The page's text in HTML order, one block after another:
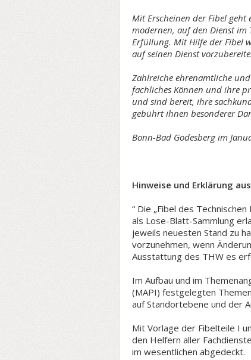
Mit Erscheinen der Fibel
modernen, auf den Dienst im
Erfüllung. Mit Hilfe der Fibel
auf seinen Dienst
Zahlreiche ehrenamtliche
fachliches Können und ihre
und sind bereit, ihre
gebührt ihnen besonderer
Bonn-Bad Godesberg im
Hinweise und Erklärung
“ Die „Fibel des
als Lose-Blatt-Sammlung
jeweils neuesten Stand zu
vorzunehmen, wenn
Ausstattung des THW es
Im Aufbau und im
(MAPI) festgelegten
auf Standortebene und der
Mit Vorlage der Fibelteile I
den Helfern aller
im wesentlichen abgedeckt.